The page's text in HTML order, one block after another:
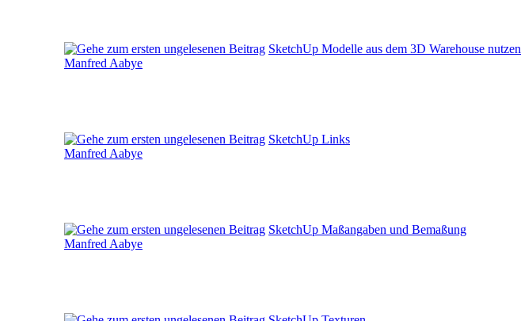
SketchUp Modelle aus dem 3D Warehouse nutzen
Manfred Aabye
SketchUp Links
Manfred Aabye
SketchUp Maßangaben und Bemaßung
Manfred Aabye